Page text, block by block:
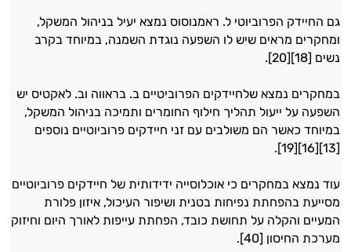
גם החיידק הפרוביוטי ל. ראמנוסוס נמצא יעיל בניהול המשקל,
ומחקרים מראים שיש לו השפעה נוגדת השמנה, במיוחד בקרב
נשים [18][20].
במחקרים נמצא שלחיידקים הפרוביטיים ב. בראווה וב. לאקטיס יש
השפעה על ייעול תהליך חילוף החומרים ותמיכה בניהול המשקל,
במיוחד כאשר הם משולבים עם זני חיידקים פרוביוטיים נוספים
[13][16][19].
עוד נמצא במחקרים כי אוכלוסייה ידידותית של חיידקים פרוביוטיים
מסייעת בהפחתת נפיחות בטנית ושיפור העיכול, איזון פלורת
המעיים והקלה על תחושת כובד, הפחתת עייפות לאורך היום וחיזוק
מערכת החיסון [40].